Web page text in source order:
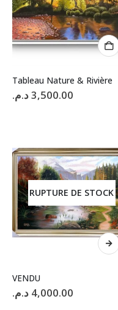
Tableau Nature & Rivière
3,500.00د.م.
RUPTURE DE STOCK
VENDU
4,000.00 د.م.